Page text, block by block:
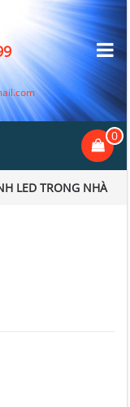
0
LED TRONG NHÀ